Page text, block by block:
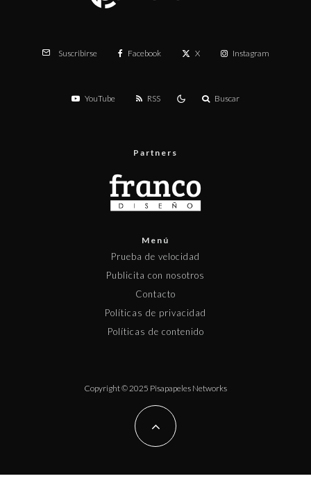
Suscribirse Facebook X Instagram
YouTube RSS Buscar
Partners
Menú
Prueba de velocidad
Publicita con nosotros
Contacto
Políticas de privacidad
Políticas de contenido
Copyright © 2025 Pisapapeles Networks